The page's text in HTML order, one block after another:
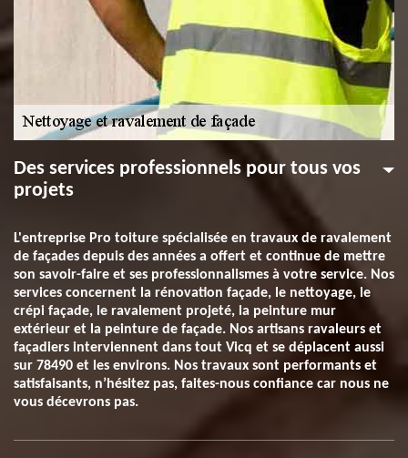
Des services professionnels pour tous vos
projets
L'entreprise Pro toiture spécialisée en travaux de ravalement
de façades depuis des années a offert et continue de mettre
son savoir-faire et ses professionnalismes à votre service. Nos
services concernent la rénovation façade, le nettoyage, le
crépi façade, le ravalement projeté, la peinture mur
extérieur et la peinture de façade. Nos artisans ravaleurs et
façadiers interviennent dans tout Vicq et se déplacent aussi
sur 78490 et les environs. Nos travaux sont performants et
satisfaisants, n’hésitez pas, faites-nous confiance car nous ne
vous décevrons pas.